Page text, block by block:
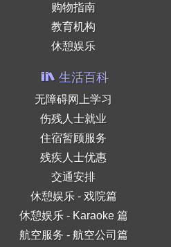
购物指南
教育机构
休憩娱乐
生活百科
无障碍网上学习
伤残人士就业
住宿暂顾服务
残疾人士优惠
交通安排
休憩娱乐 - 戏院篇
休憩娱乐 - Karaoke 篇
航空服务 - 航空公司篇